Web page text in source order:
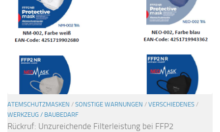
ATEMSCHUTZMASKEN / SONSTIGE WARNUNGEN / VERSCHIEDENES /
WERKZEUG / BAUBEDARF
Rückruf: Unzureichende Filterleistung bei FFP2